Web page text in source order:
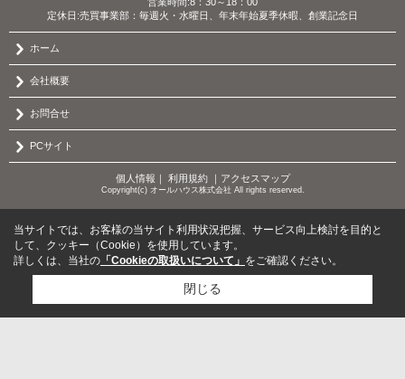
定休日:売買事業部：毎週火・水曜日、年末年始夏季休暇、創業記念日
ホーム
会社概要
お問合せ
PCサイト
個人情報 ｜ 利用規約｜ アクセスマップ
Copyright(c) オールハウス株式会社 All rights reserved.
当サイトでは、お客様の当サイト利用状況把握、サービス向上検討を目的と
して、クッキー（Cookie）を使用しています。
詳しくは、当社の 「Cookieの取扱いについて」 をご確認ください。
閉じる